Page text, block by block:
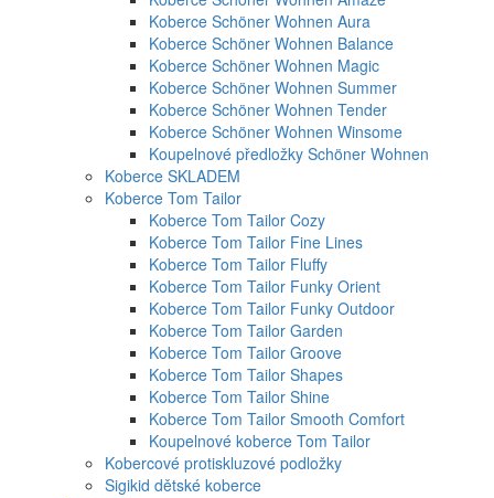
Koberce Schöner Wohnen Aura
Koberce Schöner Wohnen Balance
Koberce Schöner Wohnen Magic
Koberce Schöner Wohnen Summer
Koberce Schöner Wohnen Tender
Koberce Schöner Wohnen Winsome
Koupelnové předložky Schöner Wohnen
Koberce SKLADEM
Koberce Tom Tailor
Koberce Tom Tailor Cozy
Koberce Tom Tailor Fine Lines
Koberce Tom Tailor Fluffy
Koberce Tom Tailor Funky Orient
Koberce Tom Tailor Funky Outdoor
Koberce Tom Tailor Garden
Koberce Tom Tailor Groove
Koberce Tom Tailor Shapes
Koberce Tom Tailor Shine
Koberce Tom Tailor Smooth Comfort
Koupelnové koberce Tom Tailor
Kobercové protiskluzové podložky
Sigikid dětské koberce